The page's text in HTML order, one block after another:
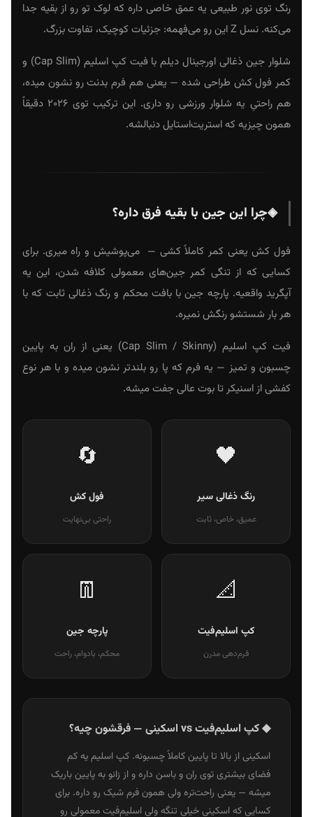
رنگ توی نور طبیعی یه عمق خاصی داره که لوک تو رو از بقیه جدا
می‌کنه. نسل Z این رو می‌فهمه: جزئیات کوچیک، تفاوت بزرگ.
شلوار جین ذغالی اورجینال دیلم با فیت کپ اسلیم (Cap Slim) و
کمر فول کش طراحی شده — یعنی هم فرم بدنت رو نشون میده،
هم راحتیِ یه شلوار ورزشی رو داری. این ترکیب توی ۲۰۲۶ دقیقاً
همون چیزیه که استریت‌استایل دنبالشه.
◈چرا این جین با بقیه فرق داره؟
فول کش یعنی کمر کاملاً کشی — می‌پوشیش و راه میری. برای
کسایی که از تنگی کمر جین‌های معمولی کلافه شدن، این یه
آپگرید واقعیه. پارچه جین با بافت محکم و رنگ ذغالی ثابت که با
هر بار شستشو رنگش نمیره.
فیت کپ اسلیم (Cap Slim / Skinny) یعنی از ران به پایین
چسبون و تمیز — یه فرم که پا رو بلندتر نشون میده و با هر نوع
کفشی از اسنیکر تا بوت عالی جفت میشه.
🖤
رنگ ذغالی سیر
عمیق، خاص، ثابت
🔄
فول کش
راحتی بی‌نهایت
📐
کپ اسلیم‌فیت
فرم‌دهی مدرن
👖
پارچه جین
محکم، بادوام، راحت
◆ کپ اسلیم‌فیت vs اسکینی — فرقشون چیه؟
اسکینی از بالا تا پایین کاملاً چسبونه. کپ اسلیم یه کم
فضای بیشتری توی ران و باسن داره و از زانو به پایین باریک
میشه — یعنی راحت‌تره ولی همون فرم شیک رو داره. برای
کسایی که اسکینی خیلی تنگه ولی اسلیم‌فیت معمولی رو